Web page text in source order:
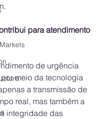
para atendimento
de urgência
meio da tecnologia
a transmissão de
real, mas também a
integridade das